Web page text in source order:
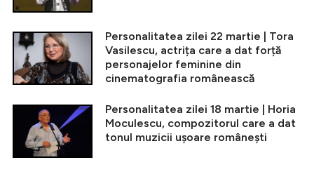
Personalitatea zilei 22 martie | Tora
Vasilescu, actrița care a dat forță
personajelor feminine din
cinematografia românească
Personalitatea zilei 18 martie | Horia
Moculescu, compozitorul care a dat
tonul muzicii ușoare românești